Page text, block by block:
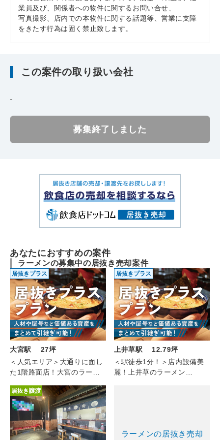
業員及び、関係者への物件に関するお問い合せ、
写真撮影、店内での本物件に関する話題等、営業に支障
をきたす行為は固く禁止致します。
この案件の取り扱い会社
-
募集終了しました
あなたにおすすめの案件
ラーメンの募集中の居抜き売却案件
居抜きプラス
大宮駅 27坪
＜人気エリア＞大通りに面し
た1階路面店！大宮のラーメ
居抜きプラス
上井草駅 12.79坪
＜駅徒歩1分！＞店内設備美
麗！上井草のラーメン
居抜き譲渡
ラーメンの居抜き売却